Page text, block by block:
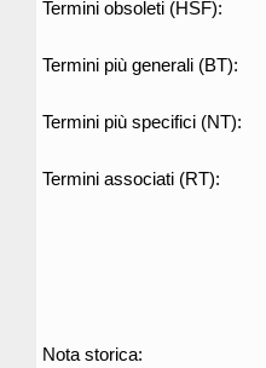
Termini obsoleti (HSF):
Termini più generali (BT):
Termini più specifici (NT):
Termini associati (RT):
Nota storica: